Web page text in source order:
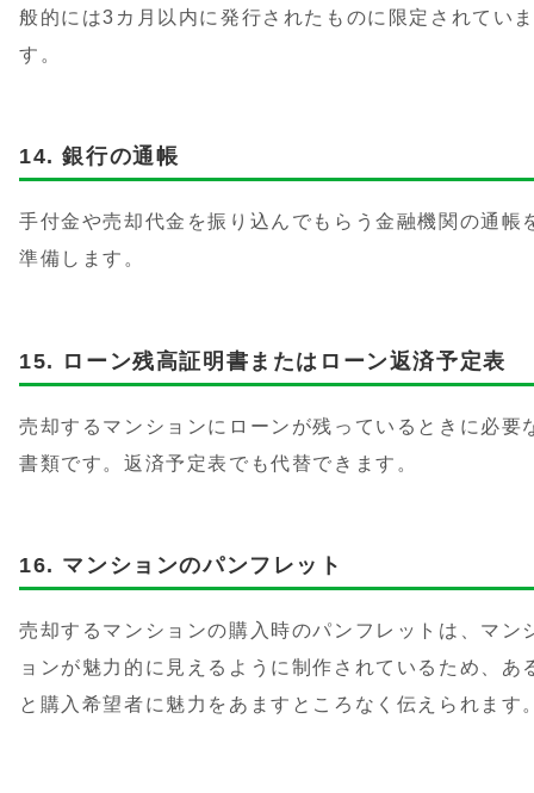
般的には3カ月以内に発行されたものに限定されていま
す。
銀行の通帳
手付金や売却代金を振り込んでもらう金融機関の通帳
準備します。
ローン残高証明書またはローン返済予定表
売却するマンションにローンが残っているときに必要
書類です。返済予定表でも代替できます。
マンションのパンフレット
売却するマンションの購入時のパンフレットは、マン
ョンが魅力的に見えるように制作されているため、あ
と購入希望者に魅力をあますところなく伝えられます